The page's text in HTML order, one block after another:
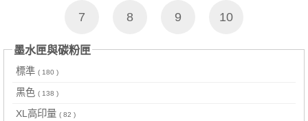
7 8 9 10
墨水匣與碳粉匣
標準 ( 180 )
黑色 ( 138 )
XL高印量 ( 82 )